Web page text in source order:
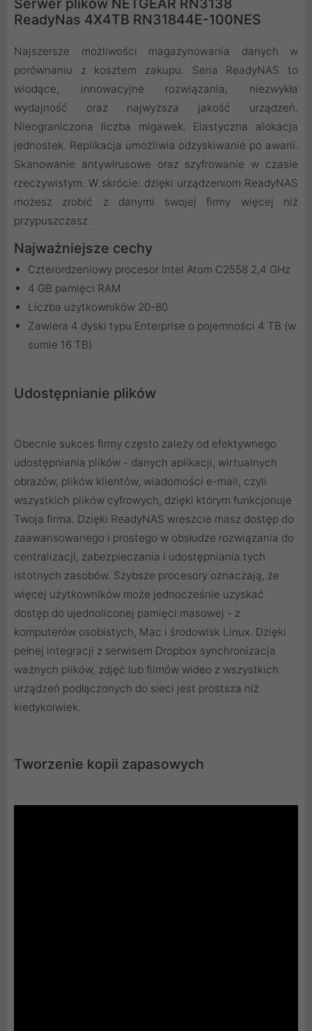
ReadyNas 4X4TB RN31844E-100NES
Najszersze możliwości magazynowania danych w
porównaniu z kosztem zakupu. Seria ReadyNAS to
wiodące, innowacyjne rozwiązania, niezwykła
wydajność oraz najwyższa jakość urządzeń.
Nieograniczona liczba migawek. Elastyczna alokacja
jednostek. Replikacja umożliwia odzyskiwanie po awarii.
Skanowanie antywirusowe oraz szyfrowanie w czasie
rzeczywistym. W skrócie: dzięki urządzeniom ReadyNAS
możesz zrobić z danymi swojej firmy więcej niż
przypuszczasz.
Najważniejsze cechy
Czterordzeniowy procesor Intel Atom C2558 2,4 GHz
4 GB pamięci RAM
Liczba użytkowników 20-80
Zawiera 4 dyski typu Enterprise o pojemności 4 TB (w
sumie 16 TB)
Udostępnianie plików
Obecnie sukces firmy często zależy od efektywnego
udostępniania plików - danych aplikacji, wirtualnych
obrazów, plików klientów, wiadomości e-mail, czyli
wszystkich plików cyfrowych, dzięki którym funkcjonuje
Twoja firma. Dzięki ReadyNAS wreszcie masz dostęp do
zaawansowanego i prostego w obsłudze rozwiązania do
centralizacji, zabezpieczania i udostępniania tych
istotnych zasobów. Szybsze procesory oznaczają, że
więcej użytkowników może jednocześnie uzyskać
dostęp do ujednoliconej pamięci masowej - z
komputerów osobistych, Mac i środowisk Linux. Dzięki
pełnej integracji z serwisem Dropbox synchronizacja
ważnych plików, zdjęć lub filmów wideo z wszystkich
urządzeń podłączonych do sieci jest prostsza niż
kiedykolwiek.
Tworzenie kopii zapasowych